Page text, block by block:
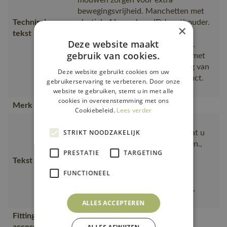
Technische
tekst
bewegingsvrijheid. Manchetten met
elastiek. Afneembare ID-kaarthouder.
Reflectie-effecten., winddicht en
waterafstotend. Sluiting met rits.
Capuchon. Binnenzak. Borstzak met
rits. Voorzakken met rits. Voering van
mesh op gedeeltes van het product.
Elastisch rijgsnoer
Merk
MASCOT®
Tekst usp
comfort, elke dag opnieuw., zodat u
ongeacht het weer kunt presteren.,
Water- en vuilafstotende
aansluitende capuchon die de
bewegingen van uw hoofd volgt.,
Ademend en winddicht
Fitting
50077-843
×
Deze website maakt
gebruik van cookies.
Deze website gebruikt cookies om uw
gebruikerservaring te verbeteren. Door onze
website te gebruiken, stemt u in met alle
cookies in overeenstemming met ons
Cookiebeleid. Lees verder
STRIKT NOODZAKELIJK
PRESTATIE TARGETING
FUNCTIONEEL
ALLES ACCEPTEREN